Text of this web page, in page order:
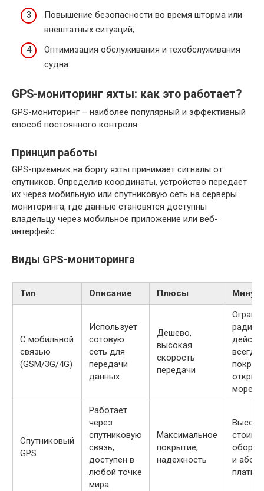
Повышение безопасности во время шторма или
внештатных ситуаций;
Оптимизация обслуживания и техобслуживания
судна.
GPS-мониторинг яхты: как это работает?
GPS-мониторинг – наиболее популярный и эффективный
способ постоянного контроля.
Принцип работы
GPS-приемник на борту яхты принимает сигналы от
спутников. Определив координаты, устройство передает
их через мобильную или спутниковую сеть на серверы
мониторинга, где данные становятся доступны
владельцу через мобильное приложение или веб-
интерфейс.
Виды GPS-мониторинга
Тип Описание Плюсы
С мобильной
связью
(GSM/3G/4G)
Использует
сотовую
сеть для
передачи
данных
Дешево,
высокая
скорость
передачи
радиус
всегда
море
Спутниковый
GPS
Работает
через
спутниковую
связь,
доступен в
любой точке
мира
Максимальное
покрытие,
надежность
и
платы